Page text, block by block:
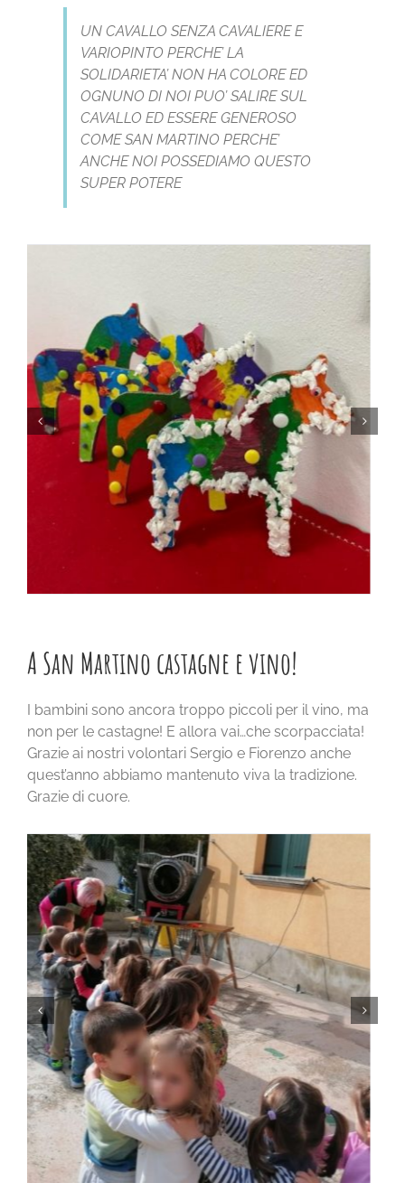
UN CAVALLO SENZA CAVALIERE E
VARIOPINTO PERCHE’ LA
SOLIDARIETA’ NON HA COLORE ED
OGNUNO DI NOI PUO’ SALIRE SUL
CAVALLO ED ESSERE GENEROSO
COME SAN MARTINO PERCHE’
ANCHE NOI POSSEDIAMO QUESTO
SUPER POTERE
A San Martino castagne e vino!
I bambini sono ancora troppo piccoli per il vino, ma
non per le castagne! E allora vai…che scorpacciata!
Grazie ai nostri volontari Sergio e Fiorenzo anche
quest’anno abbiamo mantenuto viva la tradizione.
Grazie di cuore.